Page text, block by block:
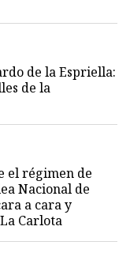
de la Espriella:
de la
el régimen de
Nacional de
a cara y
Carlota